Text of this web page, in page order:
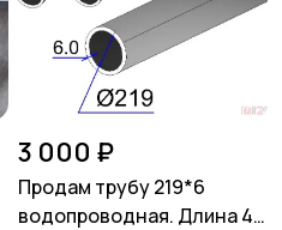
3 000 ₽
Продам трубу 219*6
водопроводная. Длина 4